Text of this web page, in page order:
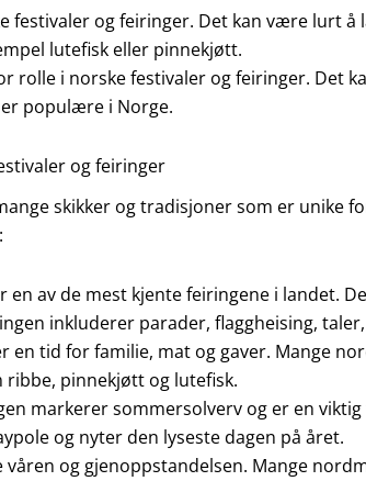
festivaler og feiringer. Det kan være lurt
lutefisk eller pinnekjøtt.
rolle i norske festivaler og feiringer. Det
populære i Norge.
og feiringer
skikker og tradisjoner som er unike
en av de mest kjente feiringene i landet.
inkluderer parader, flaggheising,
en tid for familie, mat og gaver. Mange
pinnekjøtt og lutefisk.
markerer sommersolverv og er en
og nyter den lyseste dagen på året.
våren og gjenoppstandelsen. Mange